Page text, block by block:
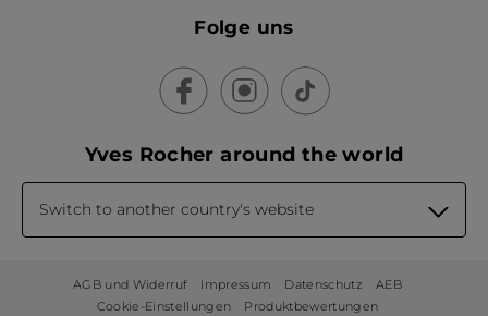
Folge uns
Yves Rocher around the world
Switch to another country's website
AGB und Widerruf Impressum Datenschutz
AEB
Cookie-Einstellungen
Produktbewertungen